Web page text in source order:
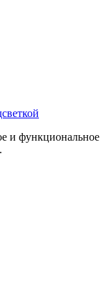
и функциональное